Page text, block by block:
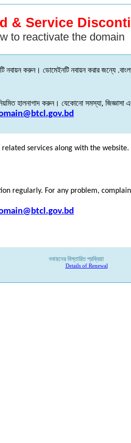
& Service
to reactivate the domain
নবায়ন করুন।ডোমেইনটি নবায়ন করার জন্যে .
হালনাগাদ করুন।যেকোনো সমস্যা,জিজ্ঞাসা
services along with the website.
regularly. For any problem,
নবায়নের বিস্তারিত প্রক্রিয়া
Details of Renewal